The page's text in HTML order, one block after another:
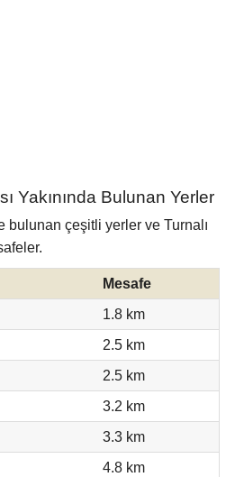
Yakınında Bulunan Yerler
bulunan çeşitli yerler ve Turnalı
Mesafe
1.8 km
2.5 km
2.5 km
3.2 km
3.3 km
4.8 km